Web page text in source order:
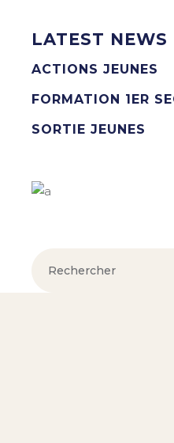
LATEST NEWS
ACTIONS JEUNES
FORMATION 1ER
SORTIE JEUNES